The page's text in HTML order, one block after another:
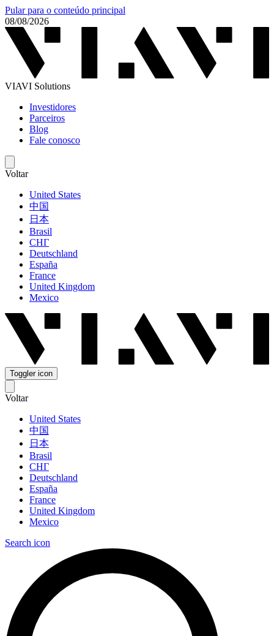
Pular para o conteúdo principal
08/08/2026
VIAVI Solutions
Investidores
Parceiros
Blog
Fale conosco
Voltar
United States
中国
日本
Brasil
СНГ
Deutschland
España
France
United Kingdom
Mexico
Toggler icon
Voltar
United States
中国
日本
Brasil
СНГ
Deutschland
España
France
United Kingdom
Mexico
Search icon